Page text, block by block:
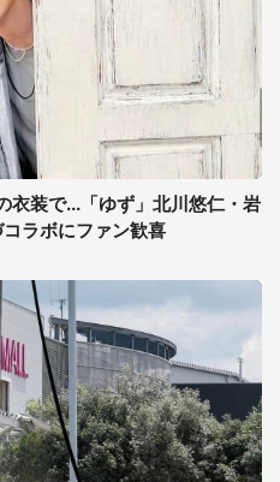
衣装で...「ゆず」北川悠仁・岩
ラボにファン歓喜